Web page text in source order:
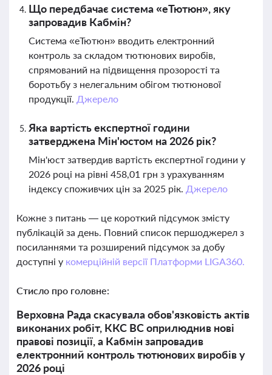
Що передбачає система «еТютюн», яку
запровадив Кабмін?
Система «еТютюн» вводить електронний
контроль за складом тютюнових виробів,
спрямований на підвищення прозорості та
боротьбу з нелегальним обігом тютюнової
продукції. Джерело
Яка вартість експертної години
затверджена Мін'юстом на 2026 рік?
Мін'юст затвердив вартість експертної години у
2026 році на рівні 458,01 грн з урахуванням
індексу споживчих цін за 2025 рік. Джерело
Кожне з питань — це короткий підсумок змісту
публікацій за день. Повний список першоджерел з
посиланнями та розширений підсумок за добу
доступні у комерційній версії Платформи LIGA360.
Стисло про головне:
Верховна Рада скасувала обов'язковість актів
виконаних робіт, ККС ВС оприлюднив нові
правові позиції, а Кабмін запровадив
електронний контроль тютюнових виробів у
2026 році